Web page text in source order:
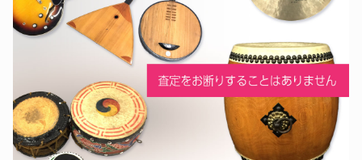
ソプラノサックス アルトサックス
テナーサックス バリトンサックス
オーボエ ピッコロ
ファゴット フルート